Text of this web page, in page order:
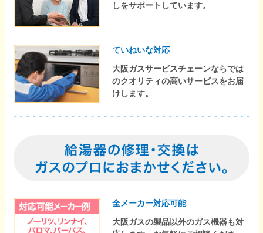
しをサポートしています。
ていねいな対応
大阪ガスサービスチェーンならでは
のクオリティの高いサービスをお届
けします。
全メーカー対応可能
大阪ガスの製品以外のガス機器も対